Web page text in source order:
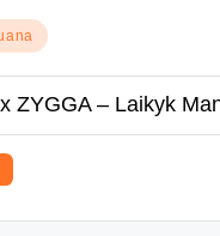
ZYGGA – Laikyk